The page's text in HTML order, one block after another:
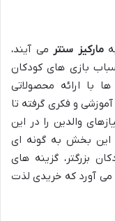
مارکیز سنتر می آیند،
بازی های کودکان
با ارائه محصولاتی
و فکری گرفته تا
والدین را در این
این بخش به گونه ای
بزرگتر، گزینه های
می آورد که خریدی لذت